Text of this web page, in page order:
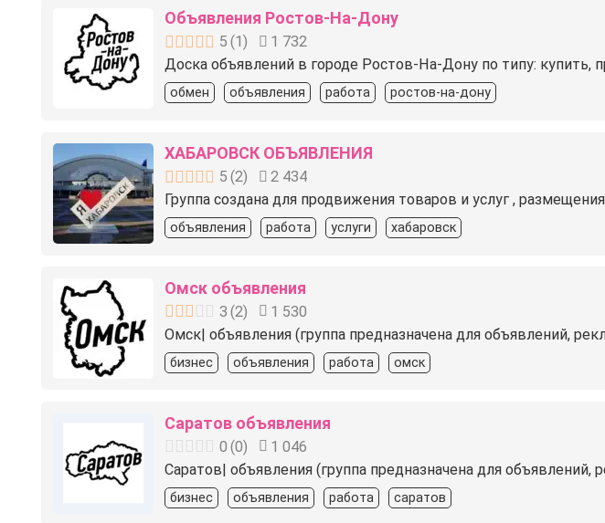
Объявления Ростов-На-Дону
5 (1 )
1 732
Доска объявлений в городе Ростов-На-Дону по типу: купить,
обмен объявления работа ростов-на-дону
ХАБАРОВСК ОБЪЯВЛЕНИЯ
5 (2)
2 434
Группа создана для продвижения товаров и услуг ,
объявления работа услуги хабаровск
Омск объявления
3 (2)
1 530
Омск| объявления (группа предназначена для объявлений,
бизнес объявления работа омск
Саратов объявления
0 (0)
1 046
Саратов| объявления (группа предназначена для
бизнес объявления работа саратов